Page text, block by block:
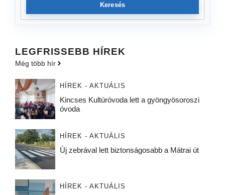
Keresés
LEGFRISSEBB HÍREK
Még több hír
HÍREK - AKTUÁLIS
Kincses Kultúróvoda lett a gyöngyösoroszi
óvoda
HÍREK - AKTUÁLIS
Új zebrával lett biztonságosabb a Mátrai út
HÍREK - AKTUÁLIS